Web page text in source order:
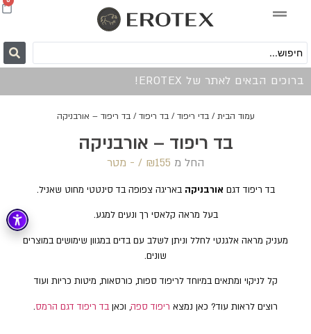
ברוכים הבאים לאתר של EROTEX!
עמוד הבית /בדי ריפוד /בד ריפוד / בד ריפוד – אורבניקה
בד ריפוד – אורבניקה
החל מ ₪155 /‏‏‎ ‎- מטר
בד ריפוד דגם אורבניקה באריגה צפופה בד סינטטי מחוט שאניל.
בעל מראה קלאסי רך ונעים למגע.
מעניק מראה אלגנטי לחלל וניתן לשלב עם בדים במגוון שימושים במוצרים
שונים.
קל לניקוי ומתאים במיוחד לריפוד ספות, כורסאות, מיטות כריות ועוד
רוצים לראות עוד? כאן נמצא ריפוד ספה, וכאן בד ריפוד דגם הרמס.